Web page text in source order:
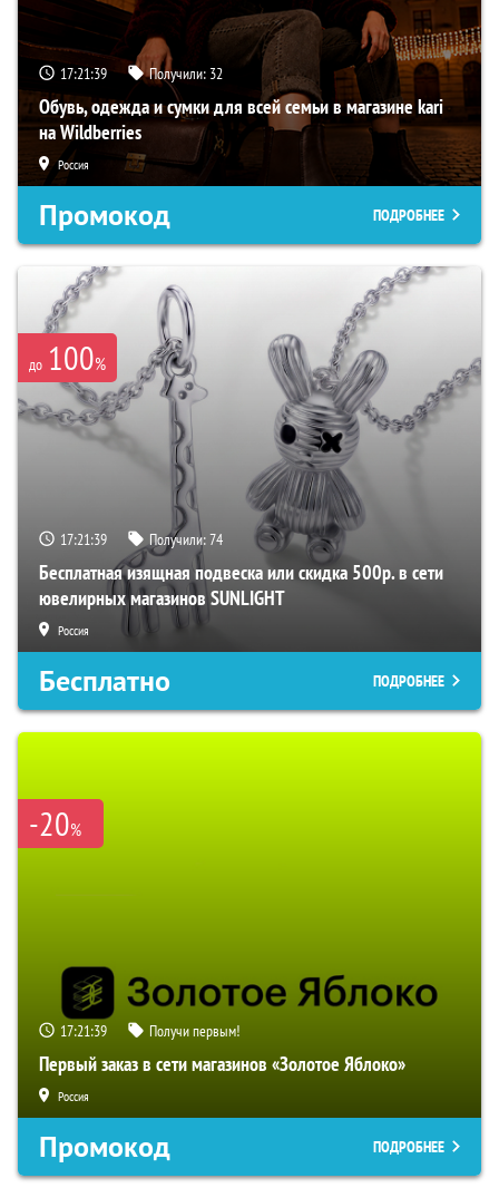
17:21:38 Получили: 32
Обувь, одежда и сумки для всей семьи в магазине kari
на Wildberries
Россия
Промокод ПОДРОБНЕЕ
до 100%
17:21:38 Получили:74
Бесплатная изящная подвеска или скидка 500р. в сети
ювелирных магазинов SUNLIGHT
Россия
Бесплатно ПОДРОБНЕЕ
-20%
17:21:38 Получи первым!
Первый заказ в сети магазинов «Золотое Яблоко»
Россия
Промокод ПОДРОБНЕЕ